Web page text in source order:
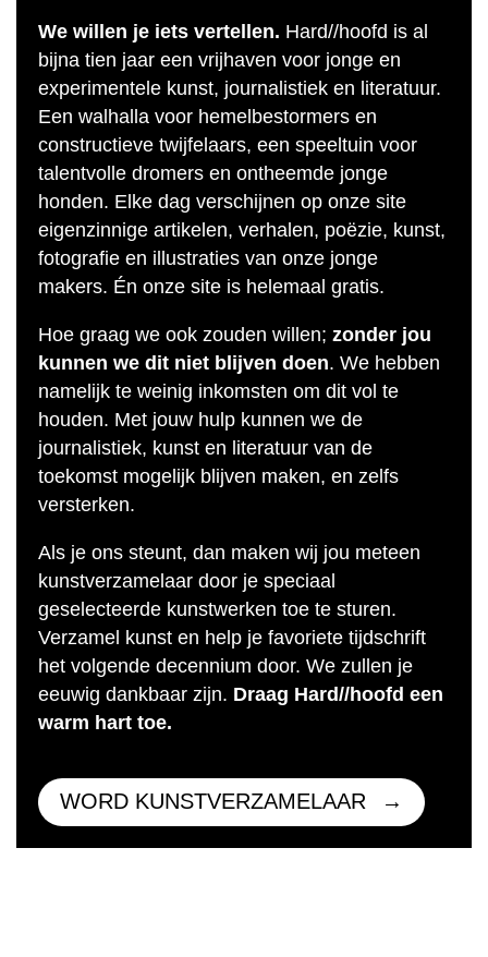
We willen je iets vertellen. Hard//hoofd is al
bijna tien jaar een vrijhaven voor jonge en
experimentele kunst, journalistiek en literatuur.
Een walhalla voor hemelbestormers en
constructieve twijfelaars, een speeltuin voor
talentvolle dromers en ontheemde jonge
honden. Elke dag verschijnen op onze site
eigenzinnige artikelen, verhalen, poëzie, kunst,
fotografie en illustraties van onze jonge
makers. Én onze site is helemaal gratis.
Hoe graag we ook zouden willen; zonder jou
kunnen we dit niet blijven doen. We hebben
namelijk te weinig inkomsten om dit vol te
houden. Met jouw hulp kunnen we de
journalistiek, kunst en literatuur van de
toekomst mogelijk blijven maken, en zelfs
versterken.
Als je ons steunt, dan maken wij jou meteen
kunstverzamelaar door je speciaal
geselecteerde kunstwerken toe te sturen.
Verzamel kunst en help je favoriete tijdschrift
het volgende decennium door. We zullen je
eeuwig dankbaar zijn. Draag Hard//hoofd een
warm hart toe.
WORD KUNSTVERZAMELAAR